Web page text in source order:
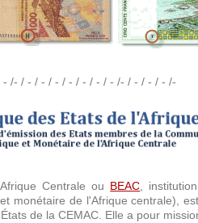
/- / - / - / - / - / - / - / - /- / - / - / - /-
Centrale ou BEAC ,
monétaire de l'Afrique centrale),
de la CEMAC. Elle a pour